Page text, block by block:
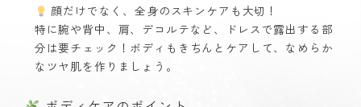
顔だけでなく、全身のスキンケアも大切！
特に腕や背中、肩、デコルテなど、ドレスで露出する部
分は要チェック！ボディもきちんとケアして、なめらか
なツヤ肌を作りましょう。